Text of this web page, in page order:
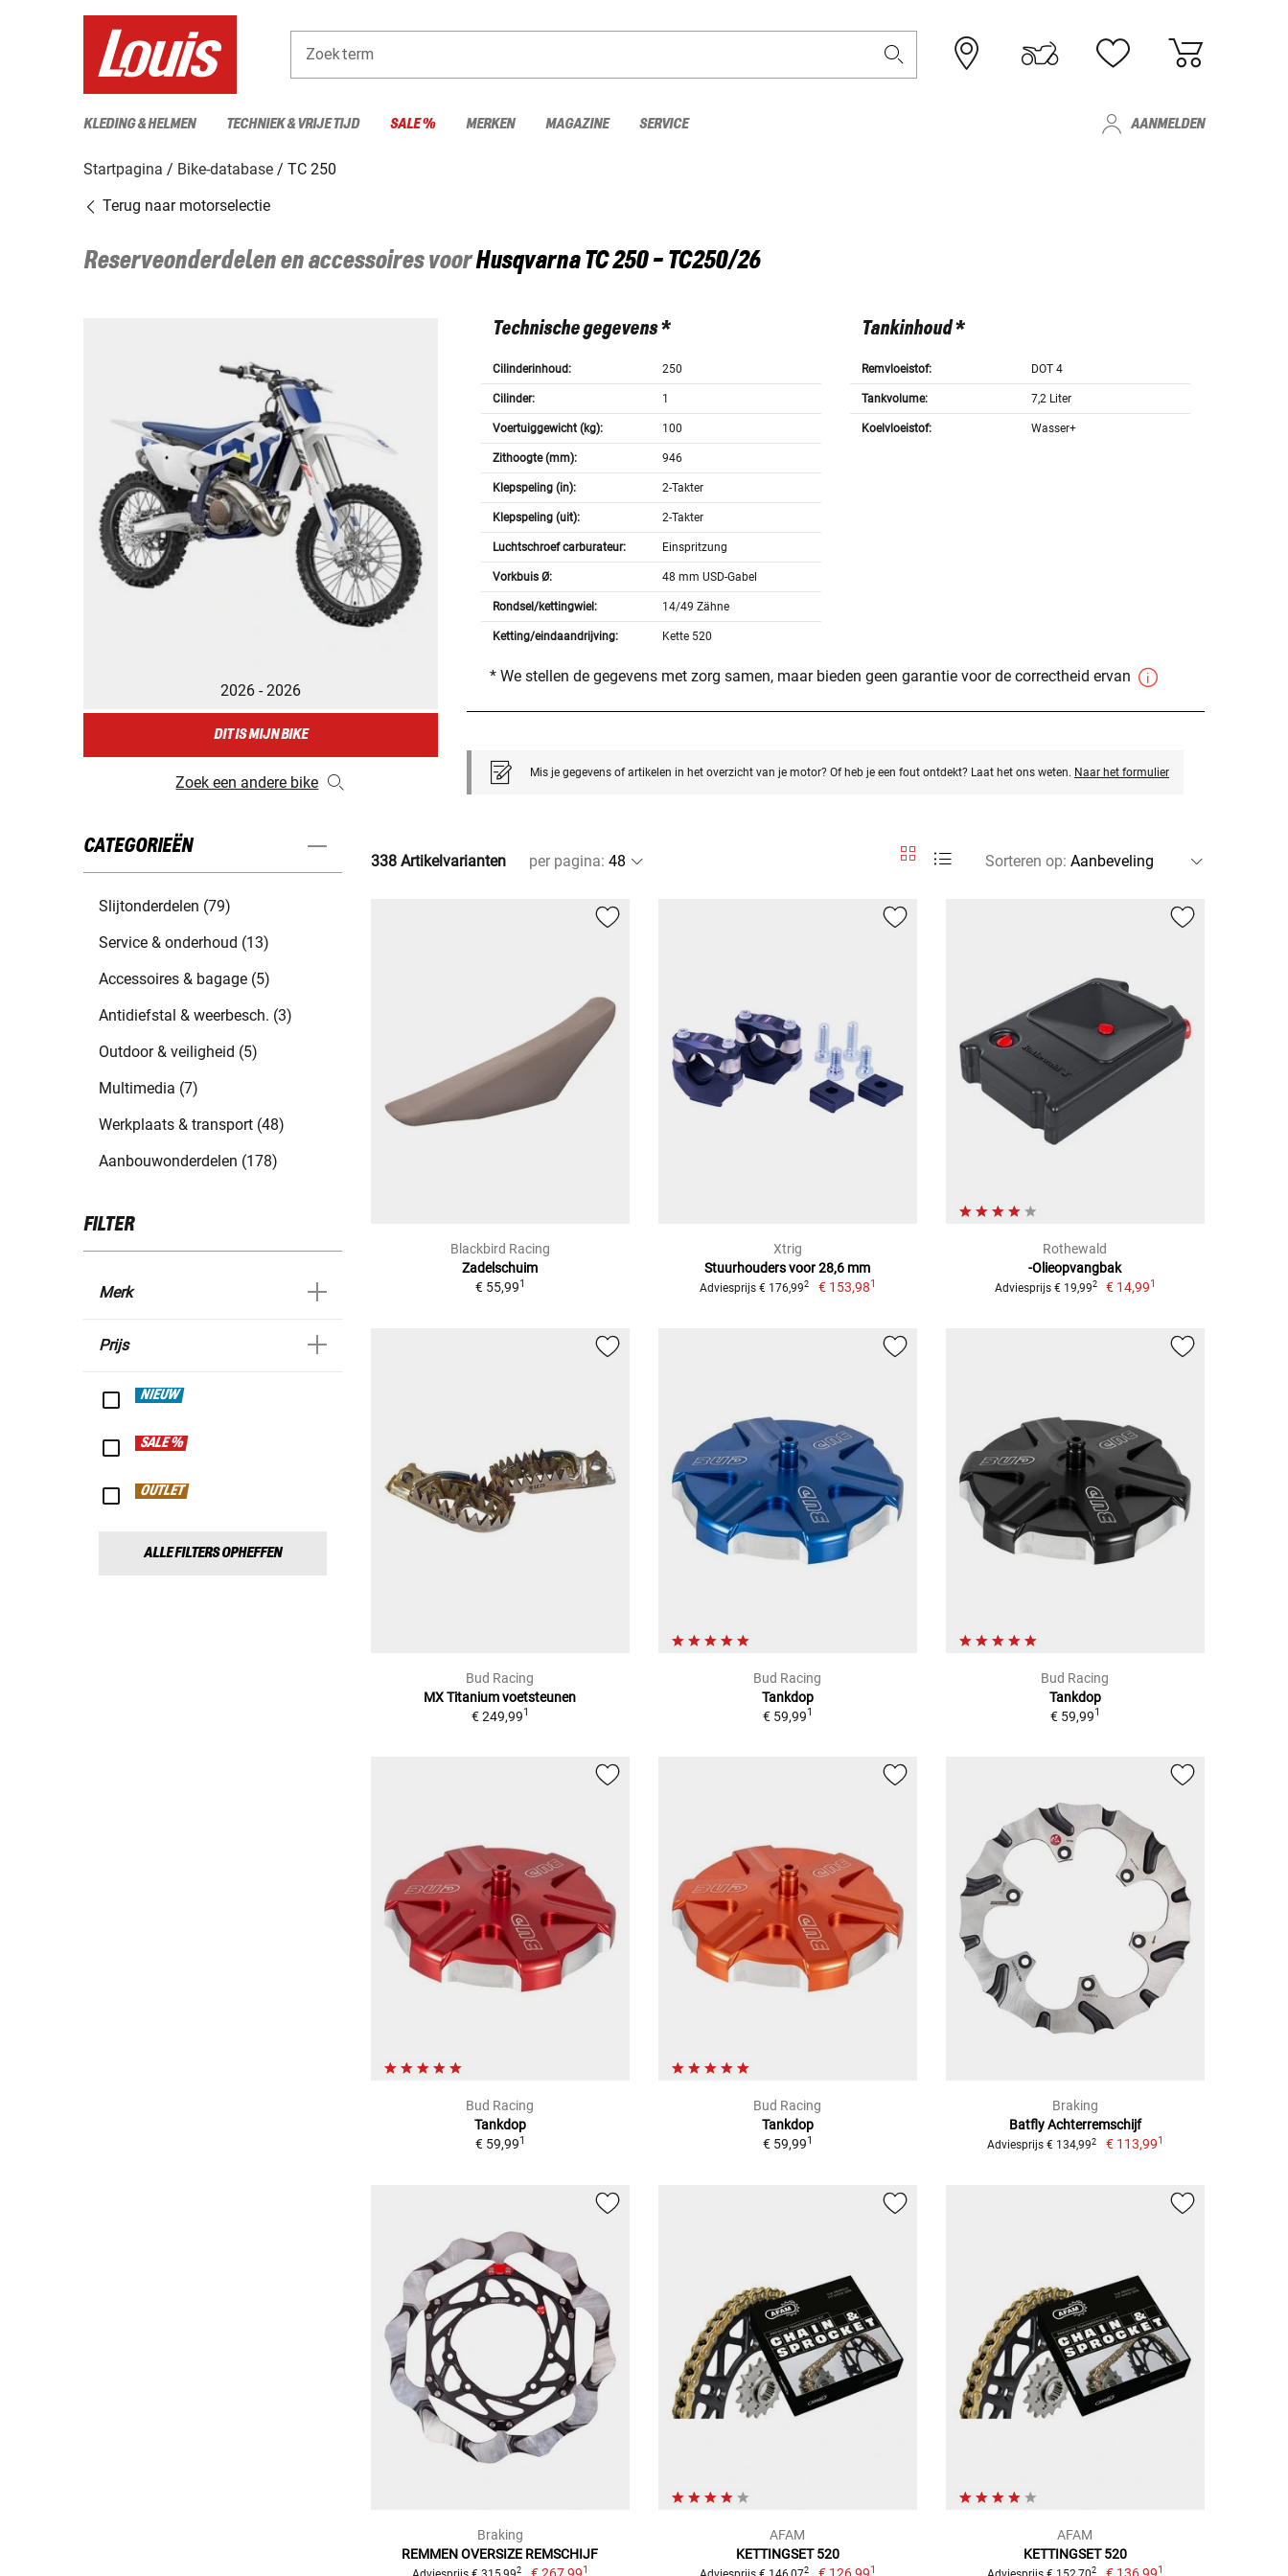
Zoekterm
KLEDING & HELMEN TECHNIEK & VRIJE TIJD SALE % MERKEN MAGAZINE SERVICE AANMELDEN
Startpagina Bike-database
TC 250
Terug naar motorselectie
Reserveonderdelen en accessoires voorHusqvarna TC 250 - TC250/26
2026 - 2026
DIT IS MIJN BIKE
Zoek een andere bike
Technische gegevens *
Cilinderinhoud: 250
Cilinder: 1
Voertuiggewicht (kg): 100
Zithoogte (mm): 946
Klepspeling (in): 2-Takter
Klepspeling (uit): 2-Takter
Luchtschroef carburateur: Einspritzung
Vorkbuis Ø: 48 mm USD-Gabel
Rondsel/kettingwiel: 14/49 Zähne
Ketting/eindaandrijving: Kette 520
Tankinhoud *
Remvloeistof: DOT 4
Tankvolume: 7,2 Liter
Koelvloeistof: Wasser+
* We stellen de gegevens met zorg samen, maar bieden geen garantie voor de correctheid ervan
Mis je gegevens of artikelen in het overzicht van je motor? Of heb je een fout ontdekt? Laat het ons weten. Naar het formulier
CATEGORIEËN
Slijtonderdelen (79)
Service & onderhoud (13)
Accessoires & bagage (5)
Antidiefstal & weerbesch. (3)
Outdoor & veiligheid (5)
Multimedia (7)
Werkplaats & transport (48)
Aanbouwonderdelen (178)
FILTER
Merk
Prijs
NIEUW
SALE %
OUTLET
ALLE FILTERS OPHEFFEN
338 Artikelvarianten per pagina: Sorteren op:
Blackbird Racing
Zadelschuim
€ 55,991
Xtrig
Stuurhouders voor 28,6 mm
Adviesprijs € 176,992 € 153,981
Rothewald
-Olieopvangbak
Adviesprijs € 19,992 € 14,991
Bud Racing
MX Titanium voetsteunen
€ 249,991
Bud Racing
Tankdop
€ 59,991
Bud Racing
Tankdop
€ 59,991
Bud Racing
Tankdop
€ 59,991
Bud Racing
Tankdop
€ 59,991
Braking
Batfly Achterremschijf
Adviesprijs € 134,992 € 113,991
Braking
REMMEN OVERSIZE REMSCHIJF
2 1
AFAM
KETTINGSET 520
2 1
AFAM
KETTINGSET 520
2 1